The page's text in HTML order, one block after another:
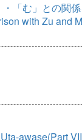
「む」との関
with Zu and
awase(Part